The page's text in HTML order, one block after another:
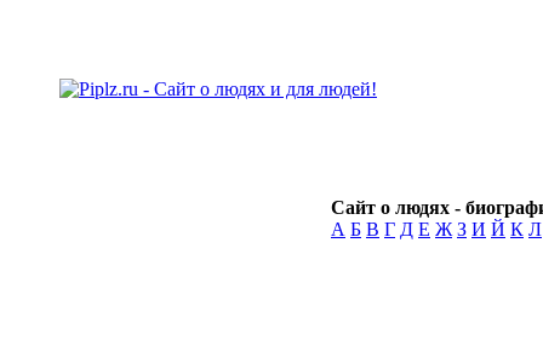
Сайт о людях -
А Б В Г Д Е Ж З И Й К Л